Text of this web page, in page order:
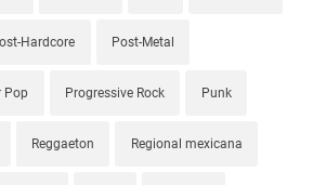
Hardcore Post-Metal
Pop Progressive Rock Punk
Reggaeton Regional mexicana